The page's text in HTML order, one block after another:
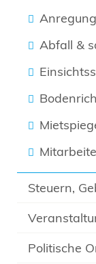
Abfall &
Steuern,
Politische